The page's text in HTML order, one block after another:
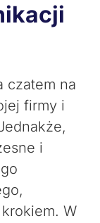
czatem na
firmy i
i
W